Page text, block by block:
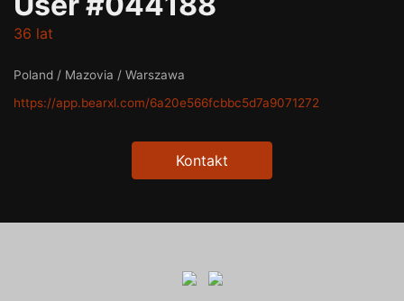
36 lat
Poland / Mazovia / Warszawa
https://app.bearxl.com/6a20e566fcbbc5d7a9071272
Kontakt